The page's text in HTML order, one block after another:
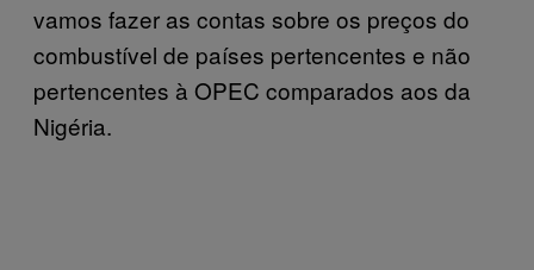
vamos fazer as contas sobre os preços do
combustível de países pertencentes e não
pertencentes à OPEC comparados aos da
Nigéria.